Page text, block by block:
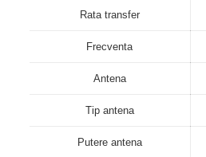
Rata transfer
Frecventa
Antena
Tip antena
Putere antena